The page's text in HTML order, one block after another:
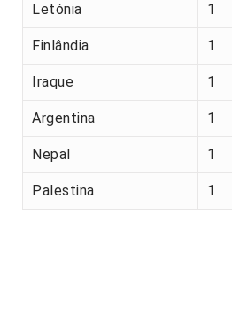
Letónia 1
Finlândia 1
Iraque 1
Argentina 1
Nepal 1
Palestina 1